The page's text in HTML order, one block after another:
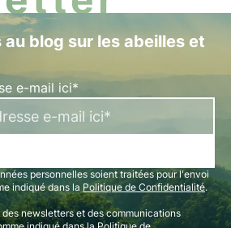
blog sur les abeilles et
e-mail ici*
personnelles soient traitées pour l'envoi
indiqué dans la Politique de Confidentialité.
newsletters et des communications